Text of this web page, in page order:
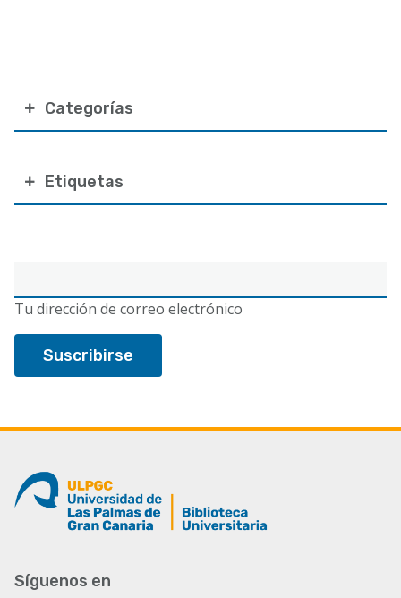
electrónico
Tu dirección de correo electrónico
Categorías
Etiquetas
Síguenos en